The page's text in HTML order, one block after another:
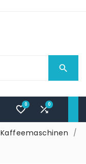

0
0
Kaffeemaschinen